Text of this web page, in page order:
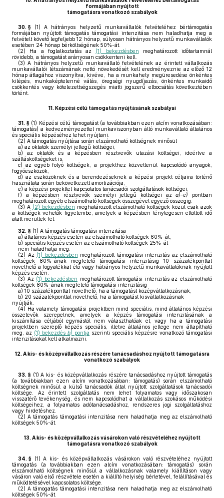
formájában nyújtott
támogatásra vonatkozó szabályok
30. § (1) A hátrányos helyzetű munkavállalók felvételéhez bértámogatás
formájában nyújtott támogatás támogatási intenzitása nem haladhatja meg a
felvételt követő legfeljebb 12 hónap, súlyosan hátrányos helyzetű munkavállalók
esetében 24 hónap bérköltségének 50%-át.
(2) Ha a foglalkoztatás az (1) bekezdésben meghatározott időtartamnál
rövidebb, a támogatást arányosan csökkenteni kell.
(3) A hátrányos helyzetű munkavállaló felvételének az érintett vállalkozás
munkavállalói létszámának nettó növekedését kell eredményeznie az előző 12
hónap átlagához viszonyítva, kivéve, ha a munkahely megüresedése önkéntes
kilépés, munkaképtelenné válás, öregségi nyugdíjazás, önkéntes munkaidő
csökkentés vagy kötelezettségszegés miatti jogszerű elbocsátás következtében
történt.
11. Képzési célú támogatás nyújtásának szabályai
31. § (1) Képzési célú támogatást (a továbbiakban ezen alcím vonatkozásában:
támogatás) a kedvezményezettel munkaviszonyban álló munkavállaló általános
és speciális képzéséhez lehet nyújtani.
(2) A támogatás nyújtása során elszámolható költségnek minősül
a) az oktatók személyi jellegű költségei,
b) az oktatók és a képzésben résztvevők utazási költségei, ideértve a
szállásköltségeket is,
c) az egyéb folyó költségek, a projekthez közvetlenül kapcsolódó anyagok,
fogyóeszközök,
d) az eszközöknek és a berendezéseknek a képzési projekt céljaira történő
használata során bekövetkezett amortizációja,
e) a képzési projekttel kapcsolatos tanácsadói szolgáltatások költségei,
f) a képzésben résztvevők személyi jellegű költségei aza)–e)
pontban
meghatározott egyéb elszámolható költségek összegével egyező összegig.
(3) A (2) bekezdésben meghatározott elszámolható költségek közül csak azok
a költségek vehetők figyelembe, amelyek a képzésben ténylegesen eltöltött idő
alatt merültek fel.
32. § (1) A támogatás támogatási intenzitása
a) általános képzés esetén az elszámolható költségek 60%-át,
b) speciális képzés esetén az elszámolható költségek 25%-át
nem haladhatja meg.
(2) Az (1) bekezdésben meghatározott támogatási intenzitás az elszámolható
költségek 80%-ának megfelelő támogatási intenzitásig 10 százalékponttal
növelhető a fogyatékkal élő vagy hátrányos helyzetű munkavállalóknak nyújtott
képzés esetén.
(3) Az (1) bekezdésben meghatározott támogatási intenzitás az elszámolható
költségek 80%-ának megfelelő támogatási intenzitásig
a) 10 százalékponttal növelhető, ha a támogatást középvállalkozásnak,
b) 20 százalékponttal növelhető, ha a támogatást kisvállalkozásnak
nyújtják.
(4) Ha valamely támogatási projektben mind speciális, mind általános képzési
összetevők szerepelnek, amelyek a képzés támogatási intenzitásának a
kiszámítása céljából egymástól nem választhatóak el, vagy ha a támogatási
projektben szereplő képzés speciális, illetve általános jellege nem állapítható
meg, az (1) bekezdés b) pontja szerinti speciális képzésre vonatkozó támogatási
intenzitásokat kell alkalmazni.
12. A kis- és középvállalkozás részére tanácsadáshoz nyújtott támogatásra
vonatkozó szabályok
33. § (1) A kis- és középvállalkozás részére tanácsadáshoz nyújtott támogatás
(a továbbiakban ezen alcím vonatkozásában: támogatás) során elszámolható
költségnek minősül a külső tanácsadók által nyújtott szolgáltatások tanácsadói
költsége. Az érintett szolgáltatás nem lehet folyamatos vagy időszakosan
visszatérő tevékenység, és nem kapcsolódhat a vállalkozás szokásos működési
költségeihez, a folyamatos adótanácsadáshoz, rendszeres jogi szolgáltatáshoz
vagy hirdetéshez.
(2) A támogatás támogatási intenzitása nem haladhatja meg az elszámolható
költségek 50%-át.
13. A kis- és középvállalkozás vásárokon való részvételéhez nyújtott
támogatásra vonatkozó szabályok
34. § (1) A kis- és középvállalkozás vásárokon való részvételéhez nyújtott
támogatás (a továbbiakban ezen alcím vonatkozásában: támogatás) során
elszámolható költségnek minősül a vállalkozásnak valamely kiállításon vagy
vásáron való első részvétele esetén a kiállító helyiség bérletével, felállításával és
működtetésével kapcsolatos költsége.
(2) A támogatás támogatási intenzitása nem haladhatja meg az elszámolható
költségek 50%-át.